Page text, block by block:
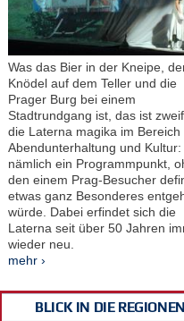
Was das Bier in der Kneipe,
Knödel auf dem Teller und die
Prager Burg bei einem
Stadtrundgang ist, das ist
die Laterna magika im Bereich
Abendunterhaltung und Kultur:
nämlich ein Programmpunkt,
den einem Prag-Besucher
etwas ganz Besonderes
würde. Dabei erfindet sich die
Laterna seit über 50 Jahren
wieder neu.
mehr ›
BLICK IN DIE REGIONEN